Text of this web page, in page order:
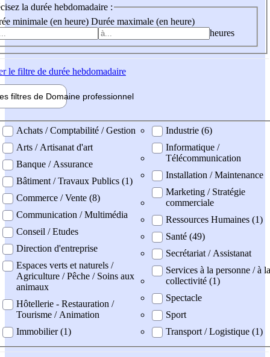
la durée hebdomadaire :
minimale (en heure) Durée maximale (en heure)
heures
le filtre de durée hebdomadaire
filtres de Domaine professionnel
professionel
Achats / Comptabilité / Gestion
Arts / Artisanat d'art
Banque / Assurance
Bâtiment / Travaux Publics (1)
Commerce / Vente (8)
Communication / Multimédia
Conseil / Etudes
Direction d'entreprise
Espaces verts et naturels /
Agriculture / Pêche / Soins aux
animaux
Hôtellerie - Restauration /
Tourisme / Animation
Immobilier (1)
Industrie (6)
Informatique /
Télécommunication
Installation / Maintenance
Marketing / Stratégie
commerciale
Ressources Humaines (1)
Santé (49)
Secrétariat / Assistanat
Services à la personne / à la
collectivité (1)
Spectacle
Sport
Transport / Logistique (1)